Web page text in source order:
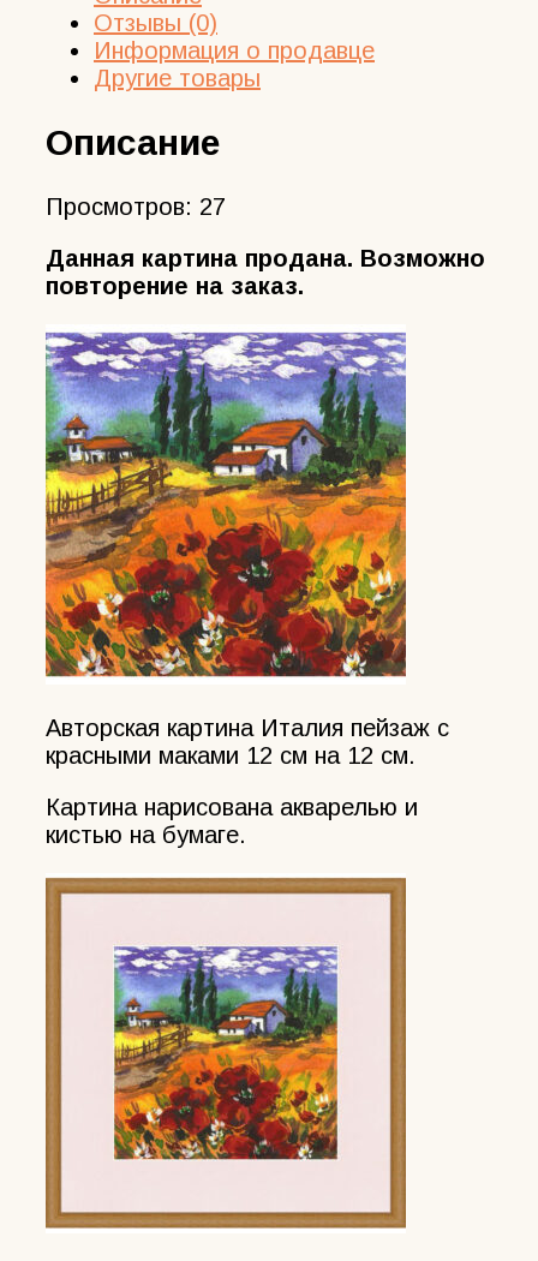
Отзывы (0)
Информация о продавце
Другие товары
Описание
Просмотров: 27
Данная картина продана. Возможно
повторение на заказ.
Авторская картина Италия пейзаж с
красными маками 12 см на 12 см.
Картина нарисована акварелью и
кистью на бумаге.